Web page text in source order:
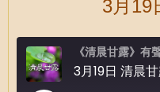
3月19
《清晨甘露》有
3月19日 清晨